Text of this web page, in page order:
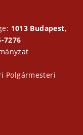
1013 Budapest,
7276
Polgármesteri